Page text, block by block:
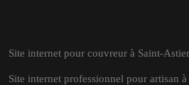
Site internet pour couvreur à Saint-Astier
Site internet professionnel pour artisan